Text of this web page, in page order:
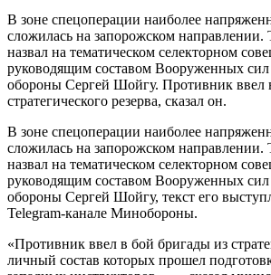
В зоне спецоперации наиболее
сложилась на запорожском направлении.
назвал на тематическом селекторном
руководящим составом Вооруженных
обороны Сергей Шойгу. Противник ввел
стратегического резерва, сказал он.
В зоне спецоперации наиболее
сложилась на запорожском направлении.
назвал на тематическом селекторном
руководящим составом Вооруженных
обороны Сергей Шойгу, текст его
Telegram-канале Минобороны.
«Противник ввел в бой бригады из
личный состав которых прошел